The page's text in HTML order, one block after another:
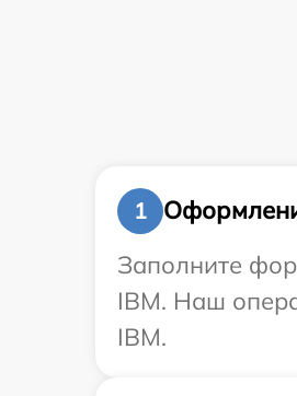
1
Заполните
IBM. Наш
IBM.